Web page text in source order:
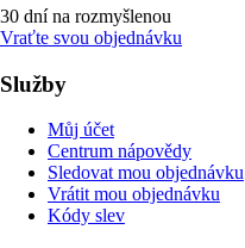
30 dní na rozmyšlenou
Vraťte svou objednávku
Služby
Můj účet
Centrum nápovědy
Sledovat mou objednávku
Vrátit mou objednávku
Kódy slev